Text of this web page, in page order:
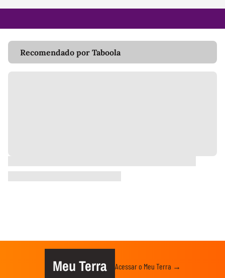
Recomendado por Taboola
Meu Terra Acessar o Meu Terra →